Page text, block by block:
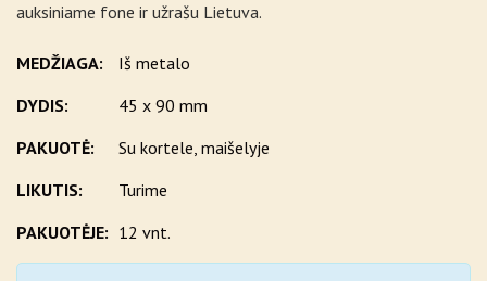
auksiniame fone ir užrašu Lietuva.
MEDŽIAGA:
Iš metalo
DYDIS:
45 x 90 mm
PAKUOTĖ:
Su kortele, maišelyje
LIKUTIS:
Turime
PAKUOTĖJE: 12 vnt.